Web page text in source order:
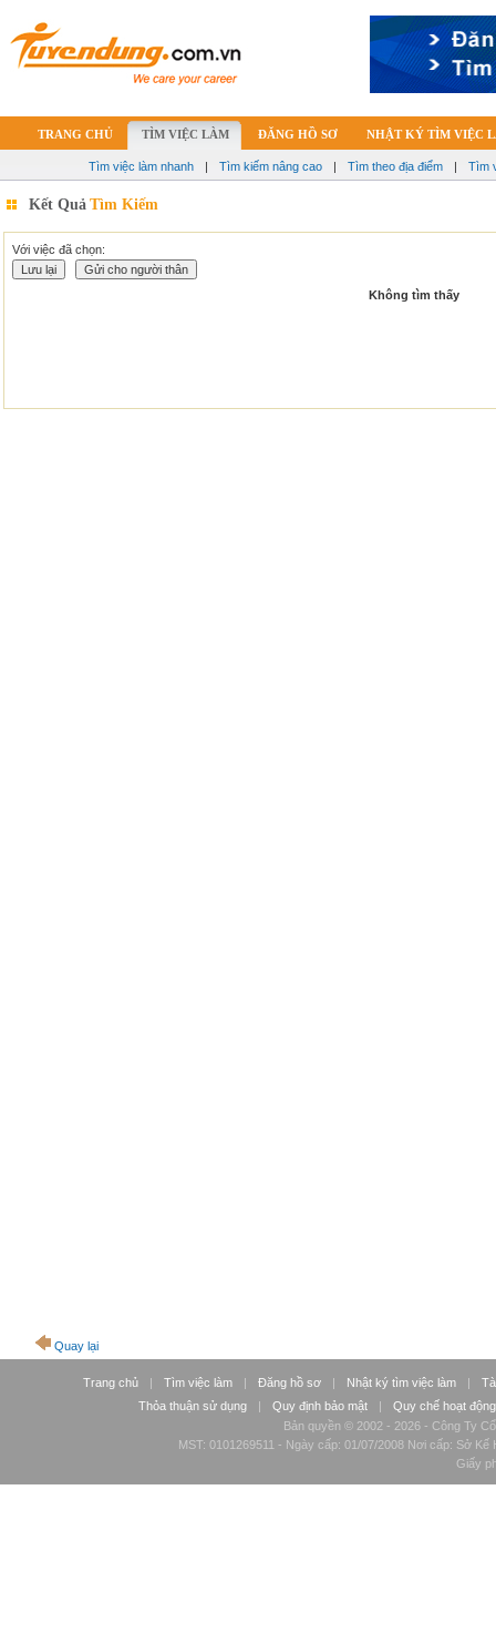
TRANG CHỦ TÌM VIỆC LÀM ĐĂNG HỒ SƠ NHẬT KÝ TÌM VIỆC
Tìm việc làm nhanh | Tìm kiếm nâng cao | Tìm theo địa điểm | Tìm
Kết Quả Tìm Kiếm
Với việc đã chọn:
Không tìm thấy
Quay lại
Trang chủ | Tìm việc làm | Đăng hồ sơ | Nhật ký tìm việc làm |
Thỏa thuận sử dụng
| Quy định bảo mật |
Quy chế hoạt động
Bản quyền © 2002 - 2026 - Công Ty
MST: 0101269511 - Ngày cấp: 01/07/2008 Nơi cấp: Sở
Giấy